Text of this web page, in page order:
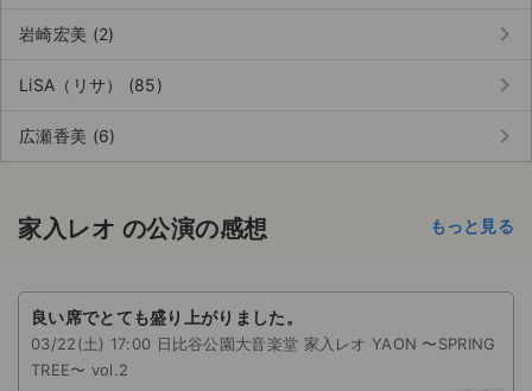
岩崎宏美 (2) keyboard_arrow_right
LiSA（リサ） (85) keyboard_arrow_right
広瀬香美 (6) keyboard_arrow_right
家入レオ の公演の感想 もっと見る
良い席でとても盛り上がりました。
03/22(土) 17:00 日比谷公園大音楽堂 家入レオ YAON 〜SPRING
TREE〜 vol.2